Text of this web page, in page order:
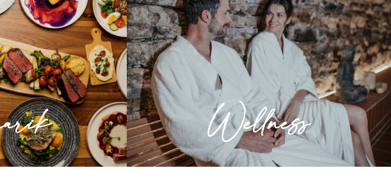
frische, regionale
Atmosphäre.
Wellness
Entspannung für Körper und Seele. Lassen
Sie sich in unserem Wellness- und
Saunabereich verwöhnen.
» Mehr erfahren